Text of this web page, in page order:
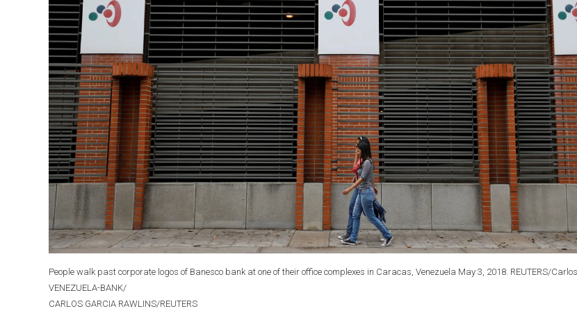
People walk past corporate logos of Banesco bank at one of their office complexes in Caracas, Venezuela May 3, 2018. REUTERS/
VENEZUELA-BANK/
CARLOS GARCIA RAWLINS/REUTERS